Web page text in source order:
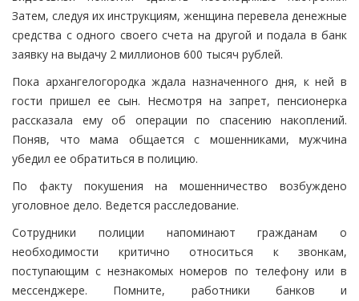
Затем, следуя их инструкциям, женщина перевела денежные
средства с одного своего счета на другой и подала в банк
заявку на выдачу 2 миллионов 600 тысяч рублей.
Пока архангелогородка ждала назначенного дня, к ней в
гости пришел ее сын. Несмотря на запрет, пенсионерка
рассказала ему об операции по спасению накоплений.
Поняв, что мама общается с мошенниками, мужчина
убедил ее обратиться в полицию.
По факту покушения на мошенничество возбуждено
уголовное дело. Ведется расследование.
Сотрудники полиции напоминают гражданам о
необходимости критично относиться к звонкам,
поступающим с незнакомых номеров по телефону или в
мессенджере. Помните, работники банков и